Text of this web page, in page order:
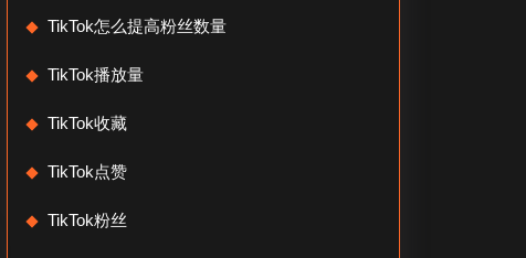
TikTok怎么提高粉丝数量
TikTok播放量
TikTok收藏
TikTok点赞
TikTok粉丝